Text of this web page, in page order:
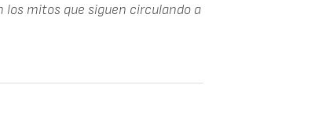
los mitos que siguen circulando a